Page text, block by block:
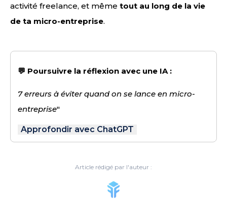
activité freelance, et même tout au long de la vie
de ta micro-entreprise.
💬 Poursuivre la réflexion avec une IA :
7 erreurs à éviter quand on se lance en micro-
entreprise"
Approfondir avec ChatGPT
Article rédigé par l'auteur :